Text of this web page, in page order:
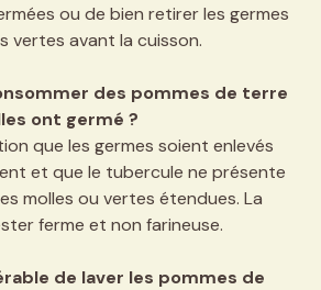
ou de bien retirer les germes
vertes avant la cuisson.
des pommes de terre
ont germé ?
que les germes soient enlevés
et que le tubercule ne présente
molles ou vertes étendues. La
ferme et non farineuse.
de laver les pommes de